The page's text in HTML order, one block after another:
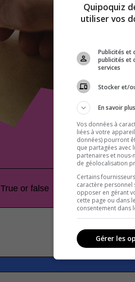
True or false
The
Cinema
Quipoquiz
utiliser vos
Publicités et
publicités et
services
Stocker et/
En savoir plus
Vos données à
liées à votre
données) pourront
que partagées avec
partenaires et
de géolocalisation
Certains
caractère personnel
opposer en gérant
cette page ou dans
consentement dans
Gérer les